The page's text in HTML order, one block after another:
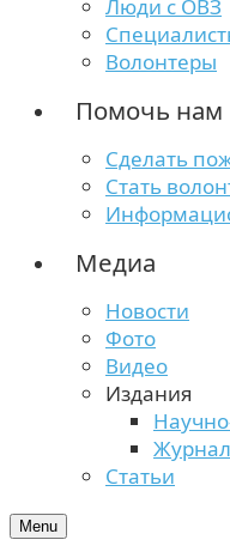
Люди с ОВЗ
Волонтеры
Помочь нам
Сделать
Стать
Медиа
Новости
Фото
Видео
Издания
Статьи
Menu